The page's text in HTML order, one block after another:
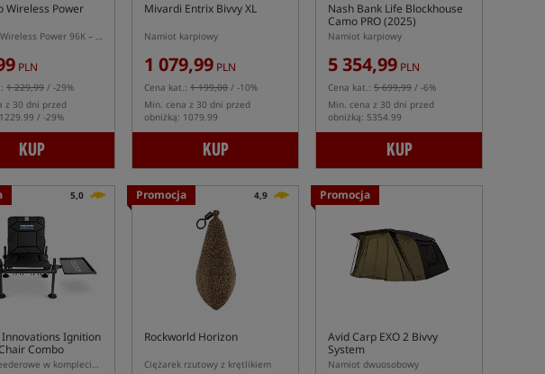
Wireless Power
Fox Halo Wireless Power 96K – powerbank outdoorowy 96000 mAh z ładowaniem bezprzewodowym
PLN
1 229,99 / -29%
z 30 dni przed
/ -29%
KUP
Mivardi Entrix Bivvy XL
Namiot karpiowy
1 079,99 PLN
Cena kat.: 1 199,00 / -10%
Min. cena z 30 dni przed
obniżką: 1079.99
KUP
Nash Bank Life Blockhouse
Camo PRO (2025)
Namiot karpiowy
5 354,99 PLN
Cena kat.: 5 699,99 / -6%
Min. cena z 30 dni przed
obniżką: 5354.99
KUP
5,0
Innovations Ignition
Combo
Krzesło feederowe w komplecie z tacką boczną i ramieniem feederowym
Promocja 4,9
Rockworld Horizon
Ciężarek rzutowy z krętlikiem
Promocja
Avid Carp EXO 2 Bivvy
System
Namiot dwuosobowy